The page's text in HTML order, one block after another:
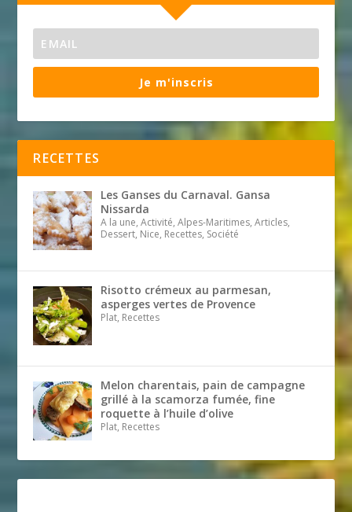
Je m'inscris
RECETTES
Les Ganses du Carnaval. Gansa
Nissarda
A la une, Activité, Alpes-Maritimes, Articles,
Dessert, Nice, Recettes, Société
Risotto crémeux au parmesan,
asperges vertes de Provence
Plat, Recettes
Melon charentais, pain de campagne
grillé à la scamorza fumée, fine
roquette à l’huile d’olive
Plat, Recettes